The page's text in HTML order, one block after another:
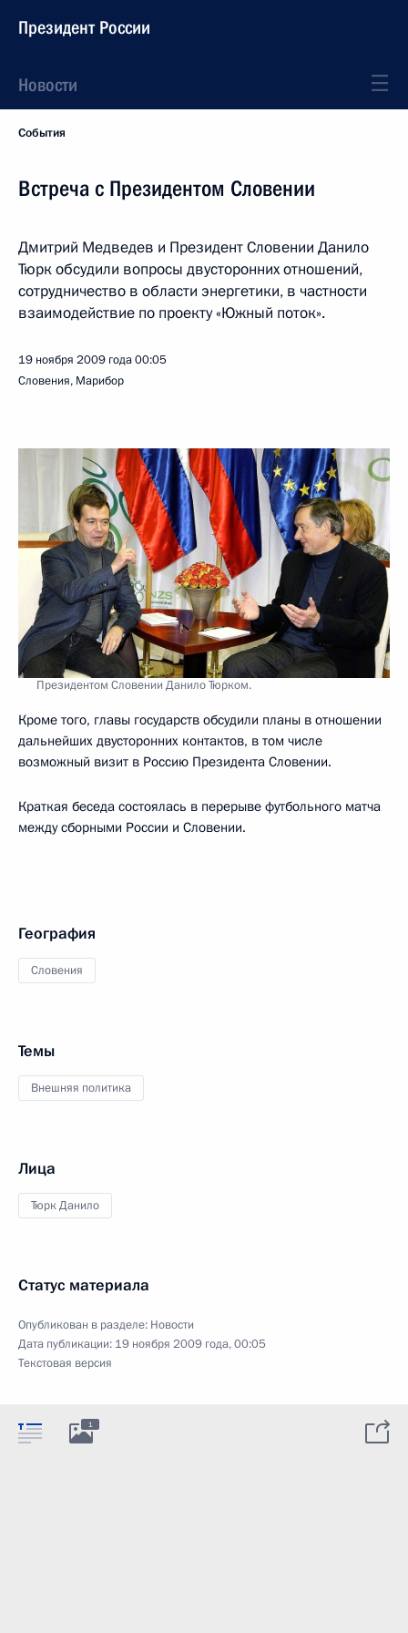
Президент России
Новости
События
Встреча с Президентом Словении
Дмитрий Медведев и Президент Словении Данило
Тюрк обсудили вопросы двусторонних отношений,
сотрудничество в области энергетики, в частности
взаимодействие по проекту «Южный поток».
19 ноября 2009 года00:05
Словения, Марибор
Президентом Словении Данило Тюрком.
Кроме того, главы государств обсудили планы в отношении
дальнейших двусторонних контактов, в том числе
возможный визит в Россию Президента Словении.
Краткая беседа состоялась в перерыве футбольного матча
между сборными России и Словении.
География
Словения
Темы
Внешняя политика
Лица
Тюрк Данило
Статус материала
Опубликован в разделе: Новости
Дата публикации: 19 ноября 2009 года, 00:05
Текстовая версия
1